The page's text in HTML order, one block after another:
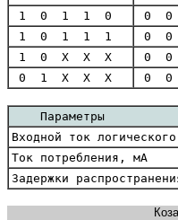
1 0 1 1 0
0
1 0 1 1 1
0
1 0 X X X
0
0 1 X X X
0
Параметры
Входной ток
Ток потребления, мА
Задержки